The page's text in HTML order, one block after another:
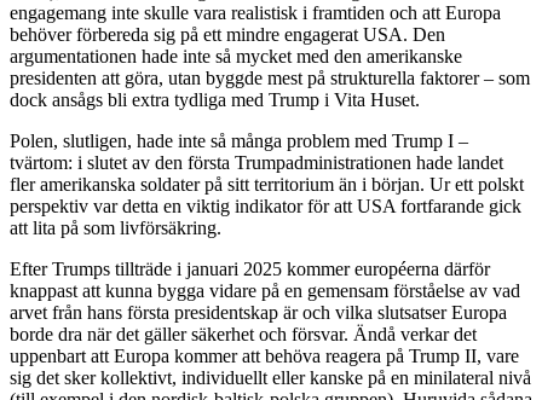
engagemang inte skulle vara realistisk i framtiden och att Europa
behöver förbereda sig på ett mindre engagerat USA. Den
argumentationen hade inte så mycket med den amerikanske
presidenten att göra, utan byggde mest på strukturella faktorer – som
dock ansågs bli extra tydliga med Trump i Vita Huset.
Polen, slutligen, hade inte så många problem med Trump I –
tvärtom: i slutet av den första Trumpadministrationen hade landet
fler amerikanska soldater på sitt territorium än i början. Ur ett polskt
perspektiv var detta en viktig indikator för att USA fortfarande gick
att lita på som livförsäkring.
Efter Trumps tillträde i januari 2025 kommer européerna därför
knappast att kunna bygga vidare på en gemensam förståelse av vad
arvet från hans första presidentskap är och vilka slutsatser Europa
borde dra när det gäller säkerhet och försvar. Ändå verkar det
uppenbart att Europa kommer att behöva reagera på Trump II, vare
sig det sker kollektivt, individuellt eller kanske på en minilateral nivå